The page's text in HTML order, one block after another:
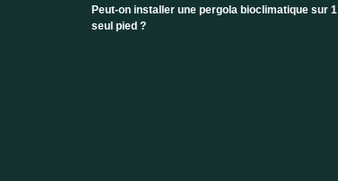
Peut-on installer une pergola bioclimatique sur 1
seul pied ?